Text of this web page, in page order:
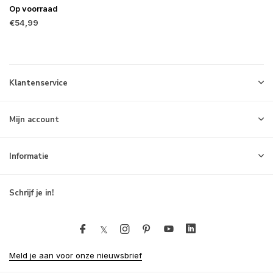
Op voorraad
€54,99
Klantenservice
Mijn account
Informatie
Schrijf je in!
Meld je aan voor onze nieuwsbrief